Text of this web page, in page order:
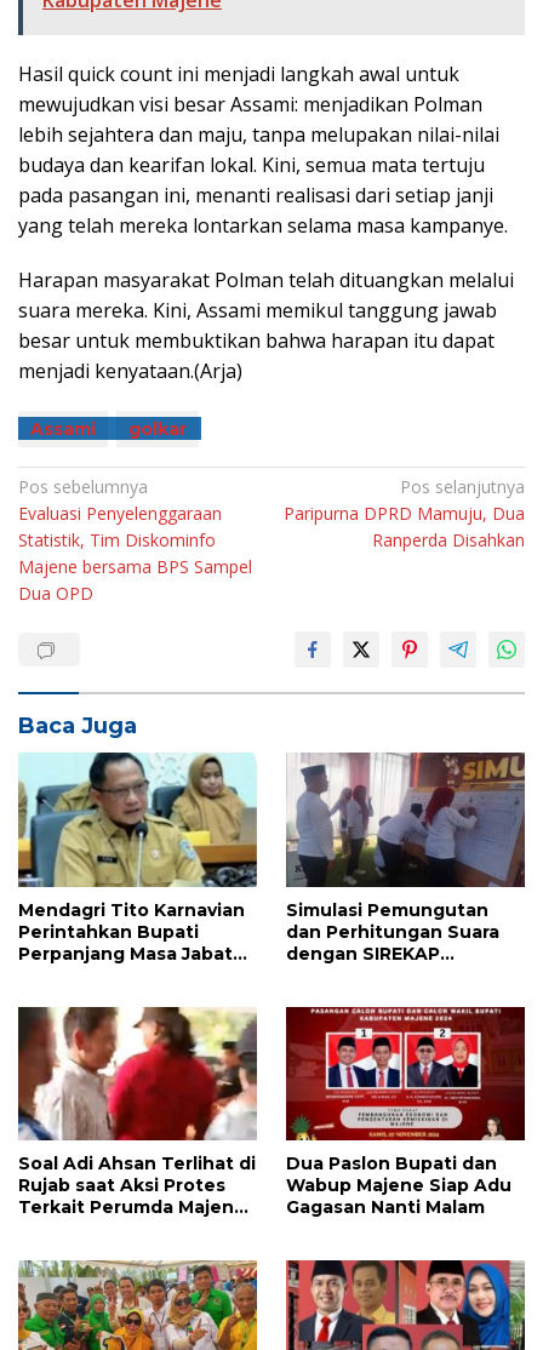
Hasil quick count ini menjadi langkah awal untuk
mewujudkan visi besar Assami: menjadikan Polman
lebih sejahtera dan maju, tanpa melupakan nilai-nilai
budaya dan kearifan lokal. Kini, semua mata tertuju
pada pasangan ini, menanti realisasi dari setiap janji
yang telah mereka lontarkan selama masa kampanye.
Harapan masyarakat Polman telah dituangkan melalui
suara mereka. Kini, Assami memikul tanggung jawab
besar untuk membuktikan bahwa harapan itu dapat
menjadi kenyataan.(Arja)
Assami golkar
Navigasi
pos
Pos sebelumnya
Evaluasi Penyelenggaraan
Statistik, Tim Diskominfo
Majene bersama BPS Sampel
Dua OPD
Pos selanjutnya
Paripurna DPRD Mamuju, Dua
Ranperda Disahkan
Baca Juga
Mendagri Tito Karnavian
Perintahkan Bupati
Perpanjang Masa Jabatan
Simulasi Pemungutan
dan Perhitungan Suara
dengan SIREKAP
Soal Adi Ahsan Terlihat di
Rujab saat Aksi Protes
Terkait Perumda Majene,
Dua Paslon Bupati dan
Wabup Majene Siap Adu
Gagasan Nanti Malam